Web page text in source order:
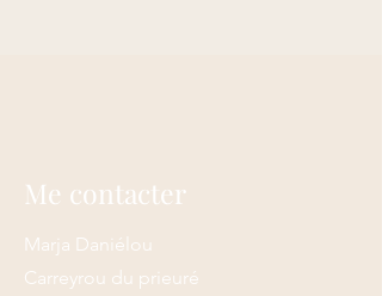
Me contacter
Marja Daniélou
Carreyrou du prieuré